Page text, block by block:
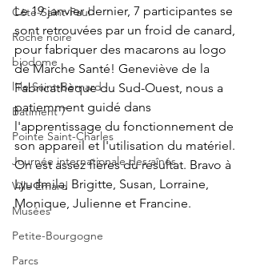
Côte-Saint-Paul
Roche noire
biodome
l’île Saint-Bernard
Batiment 7
Pointe Saint-Charles
Journée internationale des aînés
Ville Émard
Musées
Petite-Bourgogne
Parcs
Le 19 janvier dernier, 7 participantes se
sont retrouvées par un froid de canard,
pour fabriquer des macarons au logo
de Marche Santé! Geneviève de la
Fabricathèque du Sud-Ouest, nous a
patiemment guidé dans
l'apprentissage du fonctionnement de
son appareil et l'utilisation du matériel.
On est assez fières du résultat. Bravo à
Lyudmila, Brigitte, Susan, Lorraine,
Monique, Julienne et Francine.